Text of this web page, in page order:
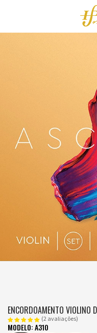
ENCORDOAMENTO VIOLINO
(2 avaliações)
MODELO: A310